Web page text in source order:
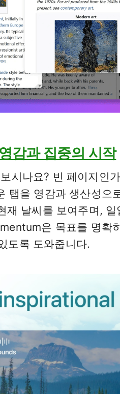
감과 집중의 시작
시나요? 빈 페이지인
탭을 영감과 생산성으
재 날씨를 보여주며,
은 목표를 명확
도록 도와줍니다.